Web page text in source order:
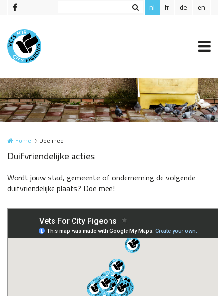
Overslaan en naar de inhoud gaan nl fr de en
Home Doe mee
Duifvriendelijke acties
Wordt jouw stad, gemeente of onderneming de volgende
duifvriendelijke plaats? Doe mee!